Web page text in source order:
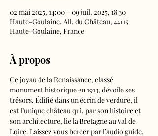
02 mai 2025, 14:00 – 09 juil. 2025, 18:30
Haute-Goulaine, All. du Château, 44115
Haute-Goulaine, France
À propos
Ce joyau de la Renaissance, classé
monument historique en 1913, dévoile ses
trésors. Édifié dans un écrin de verdure, il
est l’unique château qui, par son histoire et
son architecture, lie la Bretagne au Val de
Loire. Laissez vous bercer par l’audio guide,